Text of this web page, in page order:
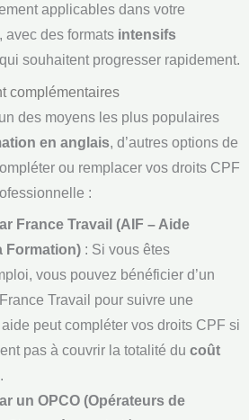
applicables dans votre
avec des formats intensifs
souhaitent progresser rapidement.
complémentaires
des moyens les plus populaires
en anglais, d’autres options de
ou remplacer vos droits CPF
:
France Travail (AIF – Aide
Formation): Si vous êtes
vous pouvez bénéficier d’un
Travail pour suivre une
peut compléter vos droits CPF si
pas à couvrir la totalité du coût
.
un OPCO (Opérateurs de